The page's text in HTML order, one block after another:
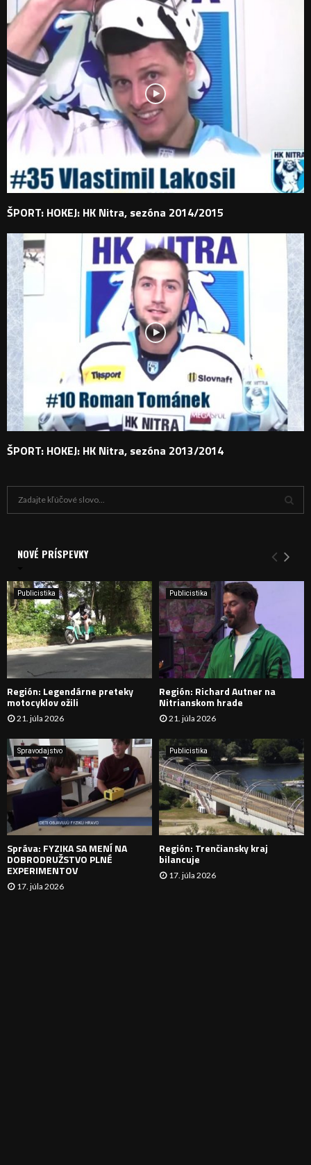
ŠPORT: HOKEJ: HK Nitra, sezóna 2014/2015
ŠPORT: HOKEJ: HK Nitra, sezóna 2013/2014
i
e
:
Y
H
D
A
N
I
E
NOVÉ PRÍSPEVKY
Publicistika
Región: Legendárne preteky
motocyklov ožili
21. júla 2026
Publicistika
Región: Richard Autner na
Nitrianskom hrade
21. júla 2026
Spravodajstvo
Správa: FYZIKA SA MENÍ NA
DOBRODRUŽSTVO PLNÉ
EXPERIMENTOV
17. júla 2026
Publicistika
Región: Trenčiansky kraj
bilancuje
17. júla 2026